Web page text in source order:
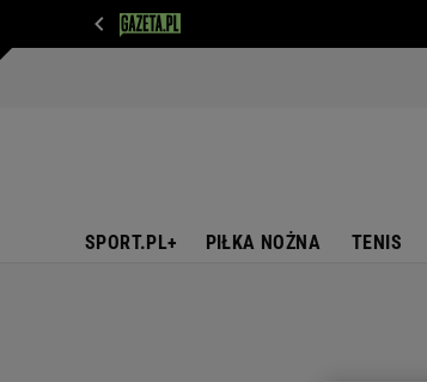
SPORT.PL+ PIŁKA NOŻNA TENIS